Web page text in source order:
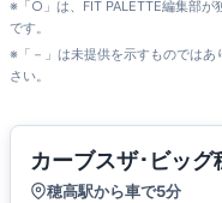
※「○」は、FIT PALETTE編集部が
です。
※「－」は未提供を示すものでは
さい。
カーブスザ･ビッグ
穂高駅から車で5分